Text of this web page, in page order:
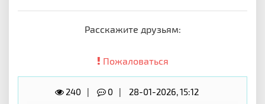
Расскажите друзьям:
Пожаловаться
240 0 28-01-2026, 15:12